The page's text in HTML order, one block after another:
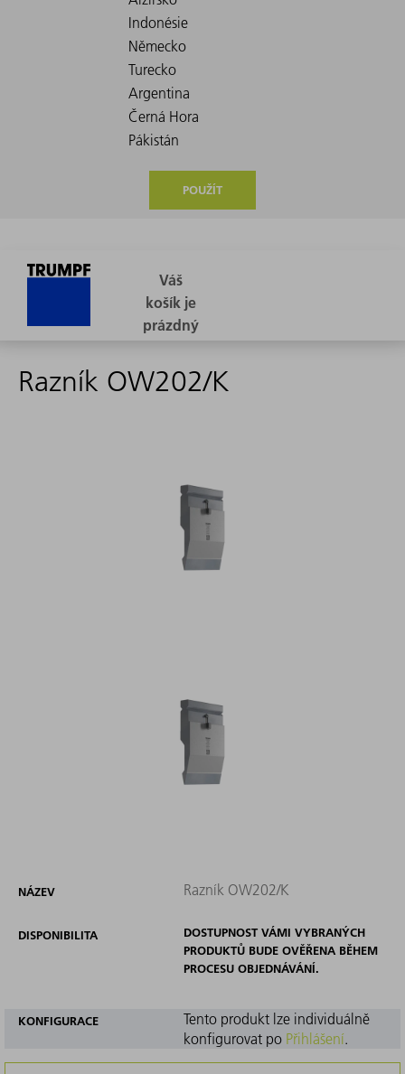
POUŽÍT
Razník OW202/K
NÁZEV Razník OW202/K
DISPONIBILITA
DOSTUPNOST VÁMI VYBRANÝCH
PRODUKTŮ BUDE OVĚŘENA BĚHEM
PROCESU OBJEDNÁVÁNÍ.
KONFIGURACE
Tento produkt lze individuálně
konfigurovat po Přihlášení.